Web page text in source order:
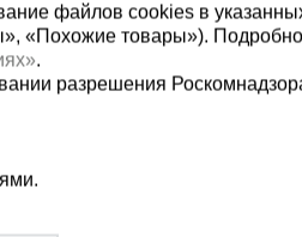
69
файлов cookies в
«Похожие товары»).
.
разрешения